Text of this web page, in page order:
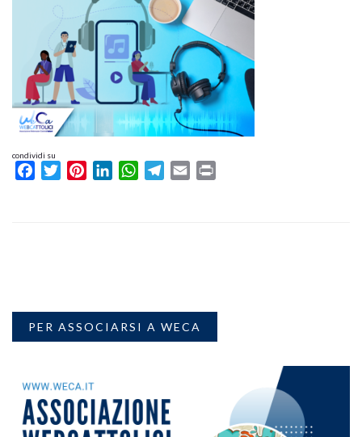
condividi su
FacebookTwitterPinterestLinkedInWhatsAppTelegram
Email
PER ASSOCIARSI A WECA